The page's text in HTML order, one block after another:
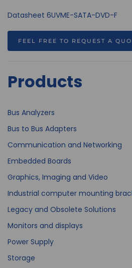
Datasheet 6UVME-SATA-DVD-F
FEEL FREE TO REQUEST A
Products
Bus Analyzers
Bus to Bus Adapters
Communication and Networking
Embedded Boards
Graphics, Imaging and Video
Industrial computer mounting
Legacy and Obsolete Solutions
Monitors and displays
Power Supply
Storage